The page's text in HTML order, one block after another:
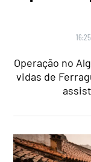
Operação no
vidas de